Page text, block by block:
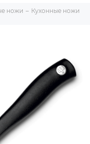
ножи
Кухонные ножи